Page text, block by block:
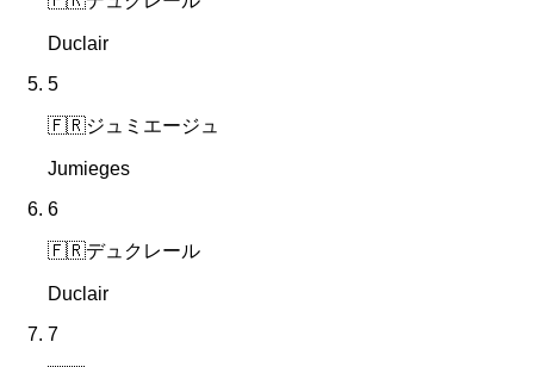
Duclair
5
🇫🇷ジュミエージュ
Jumieges
6
🇫🇷デュクレール
Duclair
7